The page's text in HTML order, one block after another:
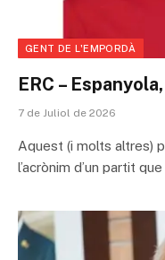
GENT DE L'EMPORDÀ
ERC –
7 de Juliol de 2026
Aquest (i molts altres)
l’acrònim d’un partit